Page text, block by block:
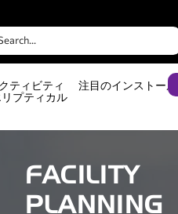
ティビティ 注目のインストール
プティカル
FACILITY
PLANNING